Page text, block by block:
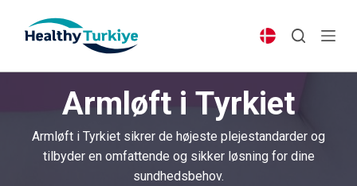
p
Armløft i Tyrkiet
Armløft i Tyrkiet sikrer de højeste plejestandarder og
tilbyder en omfattende og sikker løsning for dine
sundhedsbehov.